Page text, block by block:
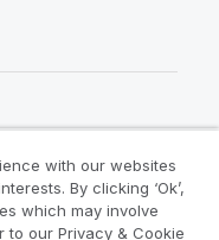
del producto
with our websites
By clicking ‘Ok’,
which may involve
to our Privacy & Cookie